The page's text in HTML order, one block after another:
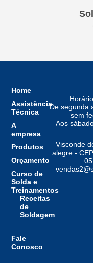
Home
Assistência
Técnica
A
empresa
Produtos
Orçamento
Curso de
Solda e
Treinamentos
Receitas
de
Soldagem
Fale
Conosco
De segunda
sem
Aos
Visconde
alegre -